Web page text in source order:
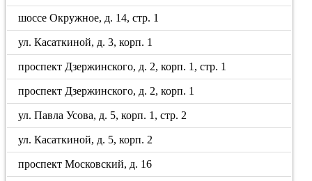
шоссе Окружное, д. 14, стр. 1
ул. Касаткиной, д. 3, корп. 1
проспект Дзержинского, д. 2, корп. 1, стр. 1
проспект Дзержинского, д. 2, корп. 1
ул. Павла Усова, д. 5, корп. 1, стр. 2
ул. Касаткиной, д. 5, корп. 2
проспект Московский, д. 16